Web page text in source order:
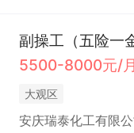
副操工（五险一
5500-8000元/月
大观区
安庆瑞泰化工有限公